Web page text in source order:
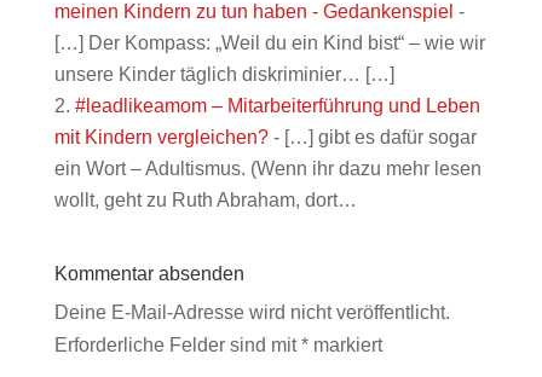
meinen Kindern zu tun haben - Gedankenspiel -
[…] Der Kompass: „Weil du ein Kind bist“ – wie wir
unsere Kinder täglich diskriminier… […]
#leadlikeamom – Mitarbeiterführung und Leben
mit Kindern vergleichen?- […] gibt es dafür sogar
ein Wort – Adultismus. (Wenn ihr dazu mehr lesen
wollt, geht zu Ruth Abraham, dort…
Kommentar absenden
Deine E-Mail-Adresse wird nicht veröffentlicht.
Erforderliche Felder sind mit*markiert